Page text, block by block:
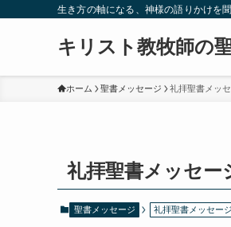
生き方の軸になる、神様の語りかけを
キリスト教牧師の
ホーム 聖書メッセージ 礼拝聖書メッ
礼拝聖書メッセー
聖書メッセージ 礼拝聖書メッセージ